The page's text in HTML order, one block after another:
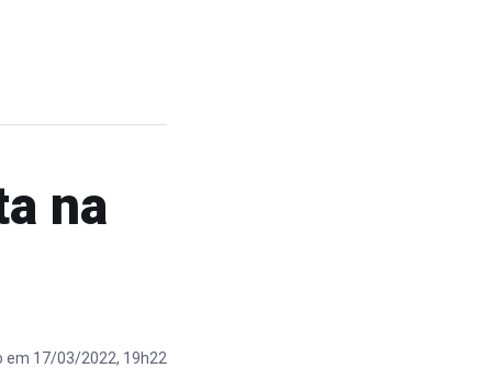
na
em 17/03/2022, 19h22